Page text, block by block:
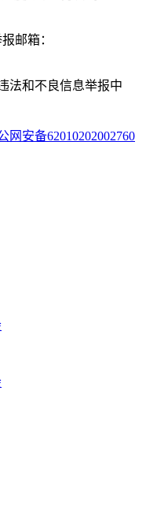
邮箱：
法和不良信息举报中
网安备62010202002760